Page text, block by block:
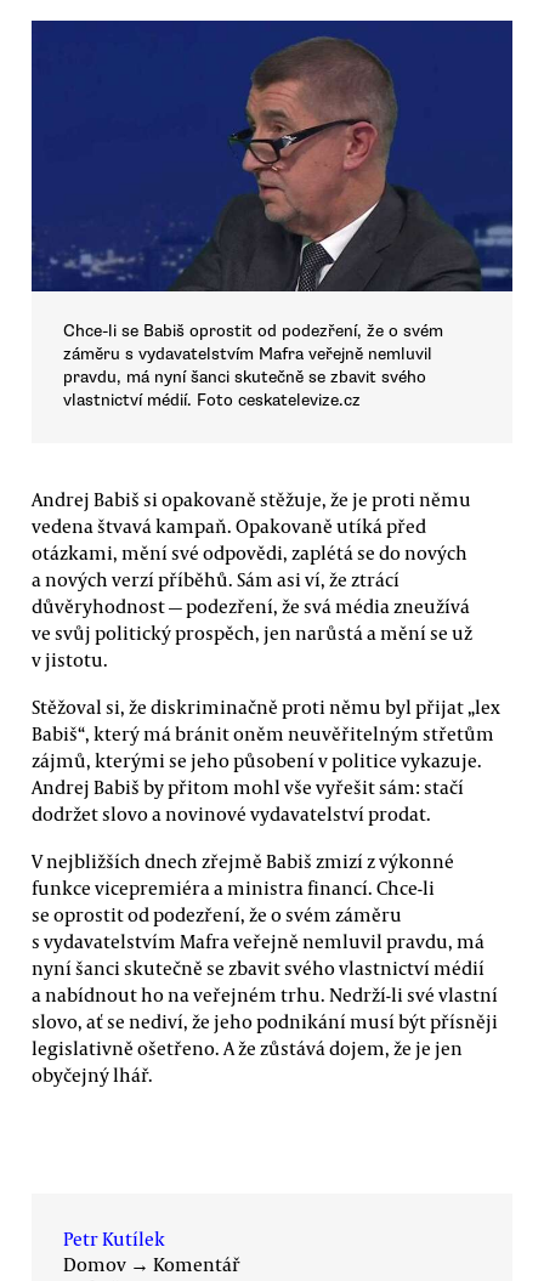
Chce-li se Babiš oprostit od podezření, že o svém
záměru s vydavatelstvím Mafra veřejně nemluvil
pravdu, má nyní šanci skutečně se zbavit svého
vlastnictví médií. Foto ceskatelevize.cz
Andrej Babiš si opakovaně stěžuje, že je proti němu
vedena štvavá kampaň. Opakovaně utíká před
otázkami, mění své odpovědi, zaplétá se do nových
a nových verzí příběhů. Sám asi ví, že ztrácí
důvěryhodnost — podezření, že svá média zneužívá
ve svůj politický prospěch, jen narůstá a mění se už
v jistotu.
Stěžoval si, že diskriminačně proti němu byl přijat „lex
Babiš“, který má bránit oněm neuvěřitelným střetům
zájmů, kterými se jeho působení v politice vykazuje.
Andrej Babiš by přitom mohl vše vyřešit sám: stačí
dodržet slovo a novinové vydavatelství prodat.
V nejbližších dnech zřejmě Babiš zmizí z výkonné
funkce vicepremiéra a ministra financí. Chce-li
se oprostit od podezření, že o svém záměru
s vydavatelstvím Mafra veřejně nemluvil pravdu, má
nyní šanci skutečně se zbavit svého vlastnictví médií
a nabídnout ho na veřejném trhu. Nedrží-li své vlastní
slovo, ať se nediví, že jeho podnikání musí být přísněji
legislativně ošetřeno. A že zůstává dojem, že je jen
obyčejný lhář.
Petr Kutílek
Domov → Komentář